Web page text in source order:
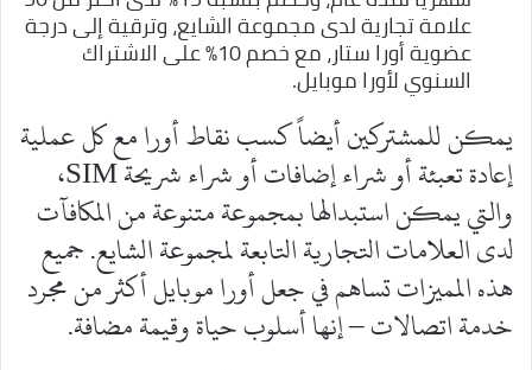
علامة تجارية لدى مجموعة الشايع، وترقية إلى درجة
عضوية أورا ستار، مع خصم 10% على الاشتراك
السنوي لأورا موبايل.
يمكن للمشتركين أيضاً كسب نقاط أورا مع كل عملية
إعادة تعبئة أو شراء إضافات أو شراء شريحة SIM،
والتي يمكن استبدالها بمجموعة متنوعة من المكافآت
لدى العلامات التجارية التابعة لمجموعة الشايع. جميع
هذه المميزات تساهم في جعل أورا موبايل أكثر من مجرد
خدمة اتصالات – إنها أسلوب حياة وقيمة مضافة.